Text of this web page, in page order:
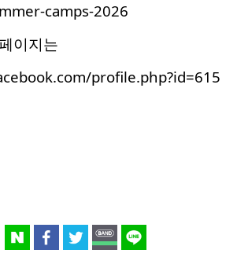
camps-2026
이지는
profile.php?id=615